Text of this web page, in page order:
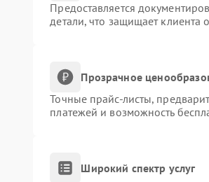
Предоставляется
детали, что защищает клиента
Прозрачное
Точные прайс-листы,
платежей и возможность
Широкий спектр услуг